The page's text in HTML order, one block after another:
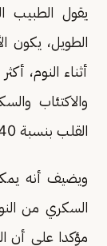
يقول الطبيب
الطويل، يكون
أثناء النوم،
والاكتئاب
القلب بنسبة 140%.
ويضيف أنه
السكري من
مؤكدا على أن